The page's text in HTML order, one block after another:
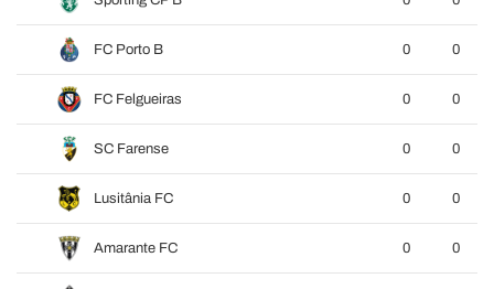
FC Porto B 0 0
FC Felgueiras 0 0
SC Farense 0 0
Lusitânia FC 0 0
Amarante FC 0 0